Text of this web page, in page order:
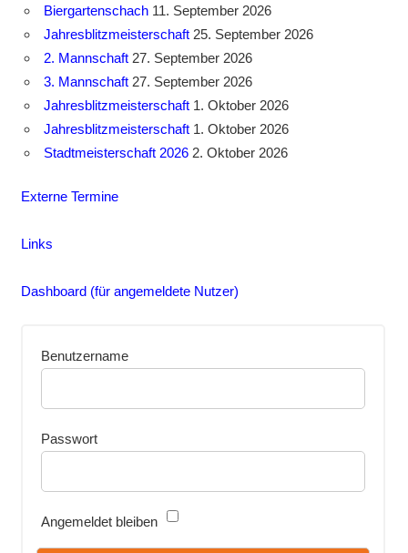
Biergartenschach 11. September 2026
Jahresblitzmeisterschaft 25. September 2026
2. Mannschaft 27. September 2026
3. Mannschaft 27. September 2026
Jahresblitzmeisterschaft 1. Oktober 2026
Jahresblitzmeisterschaft 1. Oktober 2026
Stadtmeisterschaft 2026 2. Oktober 2026
Externe Termine
Links
Dashboard (für angemeldete Nutzer)
Benutzername
Passwort
Angemeldet bleiben